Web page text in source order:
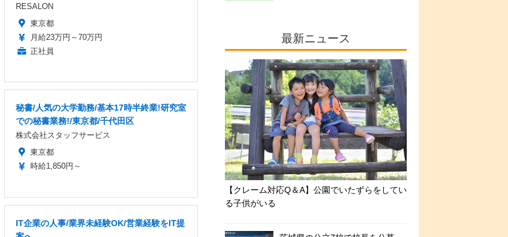
RESALON
東京都
月給23万円～70万円
正社員
秘書/人気の大学勤務/基本17時半終業!研究室
での秘書業務!/東京都/千代田区
株式会社スタッフサービス
東京都
時給1,850円～
IT企業の人事/業界未経験OK/営業経験をIT提
最新ニュース
【クレーム対応Q＆A】公園でいたずらをしてい
る子供がいる